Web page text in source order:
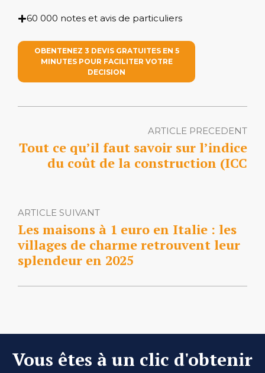
60 000 notes et avis de particuliers
OBENTENEZ 3 DEVIS GRATUITES EN 5
MINUTES POUR FACILITER VOTRE
DECISION
ARTICLE PRECEDENT
Tout ce qu’il faut savoir sur l’indice
du coût de la construction (ICC
ARTICLE SUIVANT
Les maisons à 1 euro en Italie : les
villages de charme retrouvent leur
splendeur en 2025
Vous êtes à un clic d'obtenir